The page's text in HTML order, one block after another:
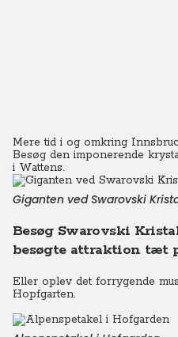
Mere tid i og omkring
Besøg den imponerende
i Wattens.
Giganten ved Swarovski
Besøg Swarovski
besøgte attraktion tæt
Eller oplev det forrygende
Hopfgarten.